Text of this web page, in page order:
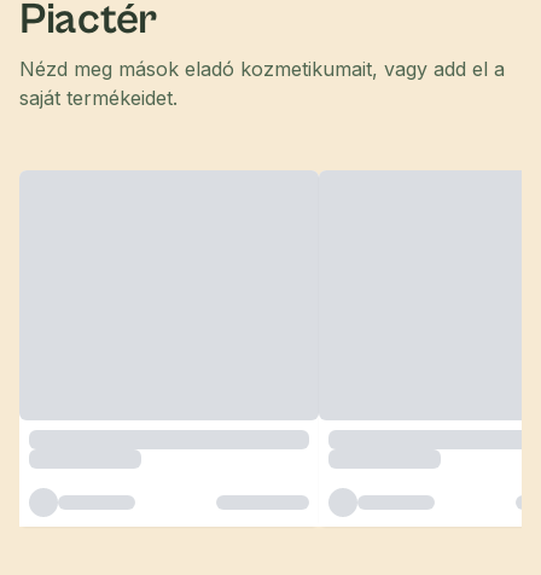
Piactér
Nézd meg mások eladó kozmetikumait, vagy add el a
saját termékeidet.